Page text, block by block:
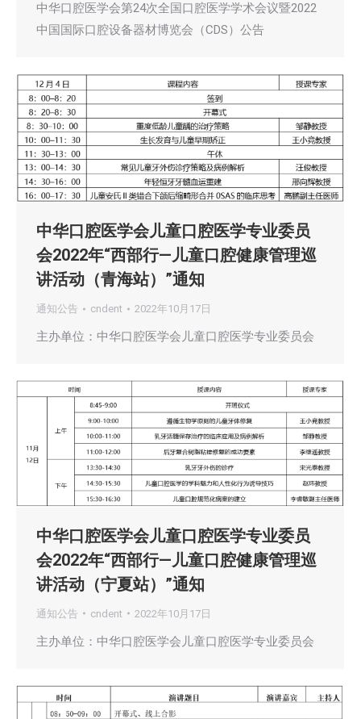
中华口腔医学会第24次全国口腔医学学术会议暨2022
中国国际口腔设备器材博览会（CDS）公告
中华口腔医学会儿童口腔医学专业委员
会2022年“西部行—儿童口腔健康管理巡
讲活动（青海站）”通知
通知公告 cndent 2022年10月17日
主办单位：中华口腔医学会儿童口腔医学专业委员会
中华口腔医学会儿童口腔医学专业委员
会2022年“西部行—儿童口腔健康管理巡
讲活动（宁夏站）”通知
通知公告 cndent 2022年10月17日
主办单位：中华口腔医学会儿童口腔医学专业委员会